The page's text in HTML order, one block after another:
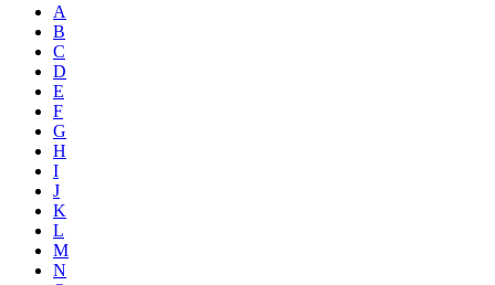
A
B
C
D
E
F
G
H
I
J
K
L
M
N